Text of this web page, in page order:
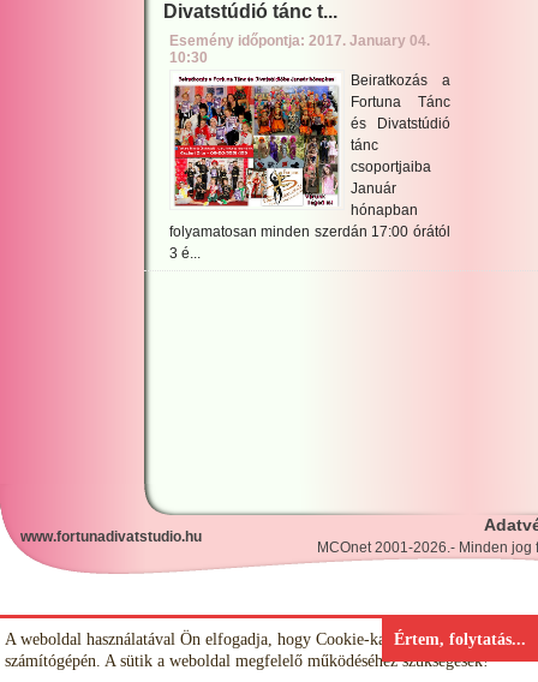
A weboldal használatával Ön elfogadja, hogy Cookie-kat (sütiket) tároljunk
számítógépén. A sütik a weboldal megfelelő működéséhez szükségesek!
Értem, folytatás...
Divatstúdió tánc t...
Esemény időpontja: 2017. January 04.
10:30
Beiratkozás a
Fortuna Tánc
és Divatstúdió
tánc
csoportjaiba
Január
hónapban
folyamatosan minden szerdán 17:00 órától
3 é...
www.fortunadivatstudio.hu
MCOnet 2001-2026.- Minden
why
not